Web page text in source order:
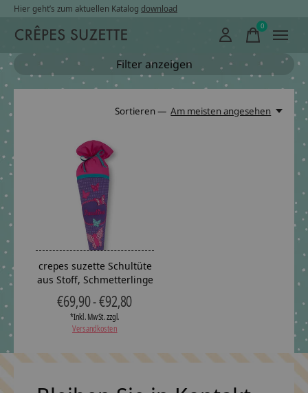
Hier geht’s zum aktuellen Katalog download
0items
Filter anzeigen
Sortieren — Am meisten angesehen
crepes suzette Schultüte
aus Stoff, Schmetterlinge
€69,90 - €92,80
*Inkl. MwSt. zzgl.
Versandkosten